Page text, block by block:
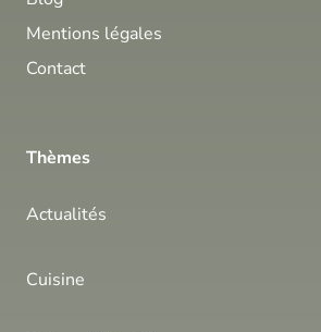
Mentions légales
Contact
Thèmes
Actualités
Cuisine